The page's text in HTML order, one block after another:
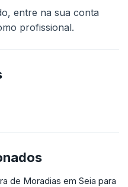
entre na sua conta
profissional.
de Moradias em Seia para